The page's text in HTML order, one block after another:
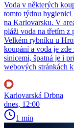
Voda v některých
tomto týdnu
na Karlovarsku. V
pláži voda na třetím z
Velkém rybníku u
koupání a voda je
sinicemi, špatná je i
webových stránkách
Karlovarská Drbna
dnes, 12:00
1 min